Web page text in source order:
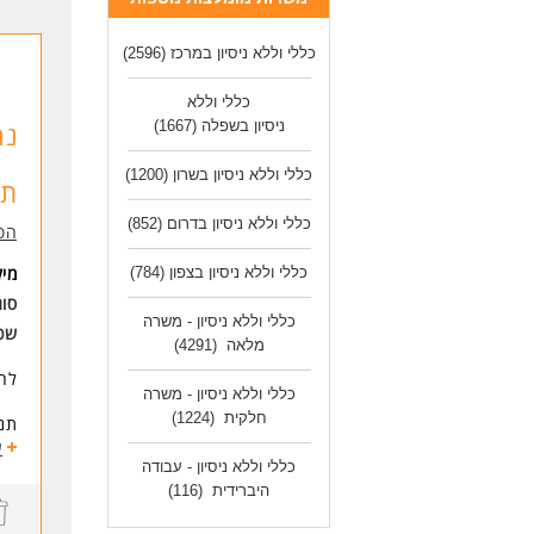
כללי וללא ניסיון במרכז (2596)
כללי וללא
ניסיון בשפלה (1667)
כללי וללא ניסיון בשרון (1200)
כללי וללא ניסיון בדרום (852)
כללי וללא ניסיון בצפון (784)
כללי וללא ניסיון - משרה
מלאה (4291)
כללי וללא ניסיון - משרה
חלקית (1224)
כללי וללא ניסיון - עבודה
היברידית (116)
-
-
-
-
-
-
-
-
-